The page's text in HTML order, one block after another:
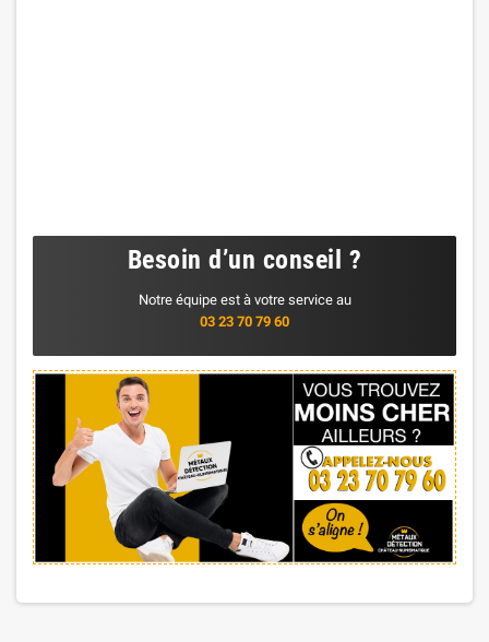
Besoin d’un conseil ?
Notre équipe est à votre service au
03 23 70 79 60